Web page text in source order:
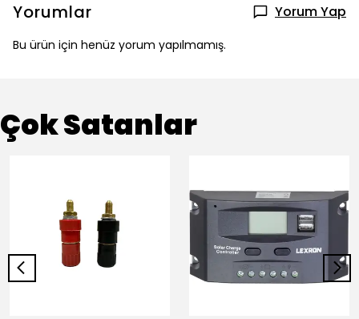
Yorumlar Yorum Yap
Bu ürün için henüz yorum yapılmamış.
Çok Satanlar